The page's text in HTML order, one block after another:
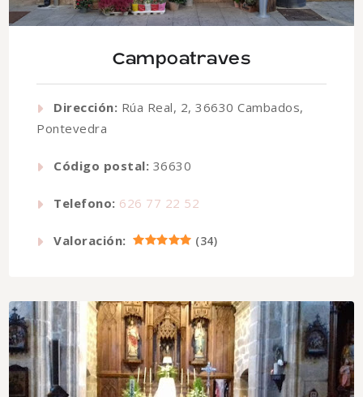
Campoatraves
Dirección: Rúa Real, 2, 36630 Cambados,
Pontevedra
Código postal: 36630
Telefono: 626 77 22 52
Valoración: (34)